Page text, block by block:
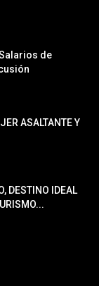
de
ASALTANTE Y
DESTINO IDEAL